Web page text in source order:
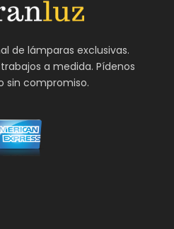
de lámparas exclusivas.
a medida. Pídenos
sin compromiso.